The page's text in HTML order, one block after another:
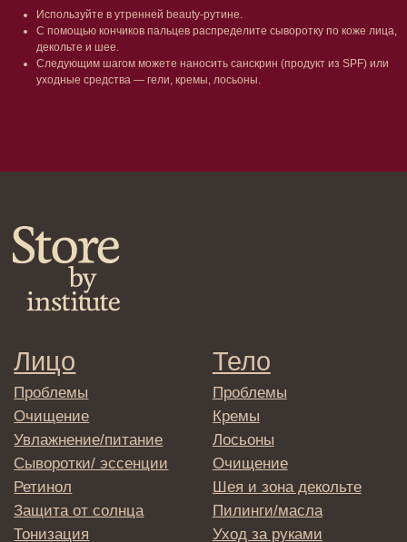
Используйте в утренней beauty-рутине.
С помощью кончиков пальцев распределите сыворотку по коже лица,
декольте и шее.
Следующим шагом можете наносить санскрин (продукт из SPF) или
уходные средства — гели, кремы, лосьоны.
Клиентам
персональных данных
Реквизиты и контакты
Подписаться
вы соглашаетесь с политикой в отношении
обработки персональных данных
Сыворотки/лосьоны
Спреи
© 2025 Institute Store